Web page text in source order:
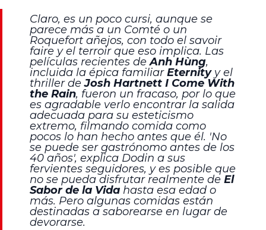
Claro, es un poco cursi, aunque se
parece más a un Comté o un
Roquefort añejos, con todo el savoir
faire y el terroirque eso implica. Las
películas recientes deAnh Hùng,
incluida la épica familiarEternityy el
thriller deJosh Hartnett I Come With
the Rain, fueron un fracaso, por lo que
es agradable verlo encontrar la salida
adecuada para su esteticismo
extremo, filmando comida como
pocos lo han hecho antes que él. 'No
se puede ser gastrónomo antes de los
40 años', explica Dodin a sus
fervientes seguidores, y es posible que
no se pueda disfrutar realmente de El
Sabor de la Vida hasta esa edad o
más. Pero algunas comidas están
destinadas a saborearse en lugar de
devorarse.